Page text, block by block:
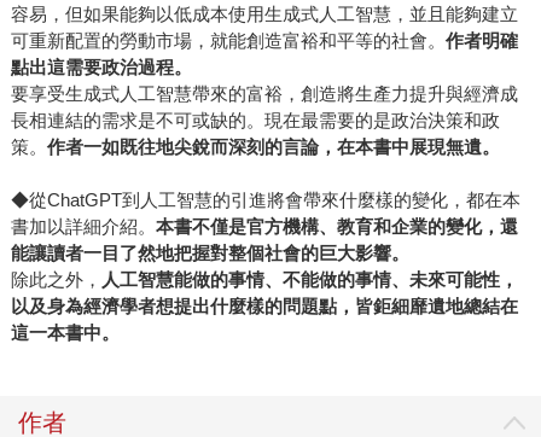
容易，但如果能夠以低成本使用生成式人工智慧，並且能夠建立
可重新配置的勞動市場，就能創造富裕和平等的社會。 作者明確
點出這需要政治過程。
要享受生成式人工智慧帶來的富裕，創造將生產力提升與經濟成
長相連結的需求是不可或缺的。現在最需要的是政治決策和政
策。 作者一如既往地尖銳而深刻的言論，在本書中展現無遺。
◆從ChatGPT到人工智慧的引進將會帶來什麼樣的變化，都在本
書加以詳細介紹。 本書不僅是官方機構、教育和企業的變化，還
能讓讀者一目了然地把握對整個社會的巨大影響。
除此之外， 人工智慧能做的事情、不能做的事情、未來可能性，
以及身為經濟學者想提出什麼樣的問題點，皆鉅細靡遺地總結在
這一本書中。
作者